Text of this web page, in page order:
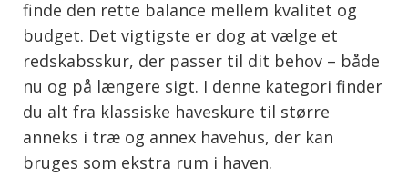
finde den rette balance mellem kvalitet og
budget. Det vigtigste er dog at vælge et
redskabsskur, der passer til dit behov – både
nu og på længere sigt. I denne kategori finder
du alt fra klassiske haveskure til større
anneks i træ og annex havehus, der kan
bruges som ekstra rum i haven.